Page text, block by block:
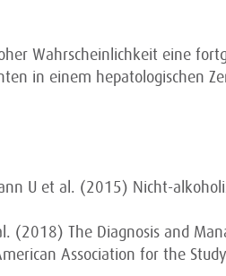
Wahrscheinlichkeit eine
in einem hepatologischen
U et al. (2015) Nicht-
(2018) The Diagnosis and
Association for the